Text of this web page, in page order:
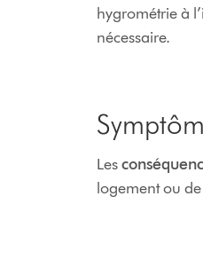
hygrométrie à
nécessaire.
Les
logement ou